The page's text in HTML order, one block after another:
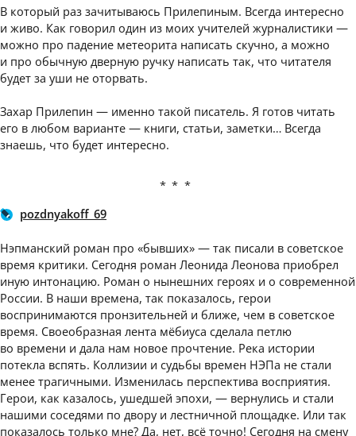
В который раз зачитываюсь Прилепиным. Всегда интересно
и живо. Как говорил один из моих учителей журналистики —
можно про падение метеорита написать скучно, а можно
и про обычную дверную ручку написать так, что читателя
будет за уши не оторвать.
Захар Прилепин — именно такой писатель. Я готов читать
его в любом варианте — книги, статьи, заметки… Всегда
знаешь, что будет интересно.
***
pozdnyakoff_69
Нэпманский роман про «бывших» — так писали в советское
время критики. Сегодня роман Леонида Леонова приобрел
иную интонацию. Роман о нынешних героях и о современной
России. В наши времена, так показалось, герои
воспринимаются пронзительней и ближе, чем в советское
время. Своеобразная лента мёбиуса сделала петлю
во времени и дала нам новое прочтение. Река истории
потекла вспять. Коллизии и судьбы времен НЭПа не стали
менее трагичными. Изменилась перспектива восприятия.
Герои, как казалось, ушедшей эпохи, — вернулись и стали
нашими соседями по двору и лестничной площадке. Или так
показалось только мне? Да, нет, всё точно! Сегодня на смену